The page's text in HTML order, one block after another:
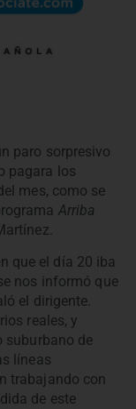
paro sorpresivo
pagara los
mes, como se
Arriba
que el día 20 iba
nos informó que
el dirigente.
reales, y
suburbano de
líneas
trabajando con
de este